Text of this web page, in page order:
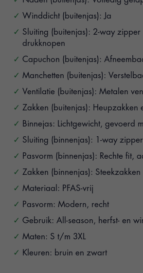
Winddicht (buitenjas): Ja
Sluiting (buitenjas): 2-way
drukknopen
Capuchon (buitenjas):
Manchetten (buitenjas):
Ventilatie (buitenjas): Metalen
Zakken (buitenjas): Heupzakken
Binnejas: Lichtgewicht, gevoerd
Sluiting (binnenjas): 1-way zipper
Pasvorm (binnenjas): Rechte fit,
Zakken (binnenjas): Steekzakken
Materiaal: PFAS-vrij
Pasvorm: Modern, recht
Gebruik: All-season, herfst- en
Maten: S t/m 3XL
Kleuren: bruin en zwart